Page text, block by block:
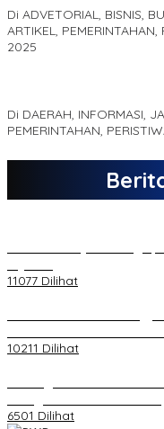
Di ADVETORIAL, BISNIS,
ARTIKEL,
2025
Di DAERAH, INFORMASI,
PEMERINTAHAN,
11077 Dilihat
10211 Dilihat
6501 Dilihat